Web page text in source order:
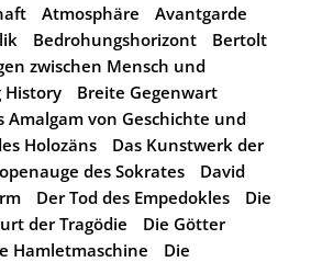
Atmosphäre
Avantgarde
Bedrohungshorizont
Bertolt
zwischen Mensch und
History
Breite Gegenwart
Amalgam von Geschichte und
Holozäns
Das Kunstwerk der
des Sokrates
David
Der Tod des Empedokles
Die
der Tragödie
Die Götter
Hamletmaschine
Die